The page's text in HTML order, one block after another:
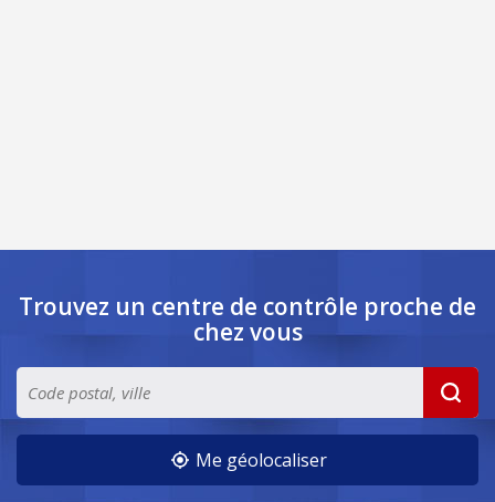
Trouvez un centre de contrôle proche de
chez vous
Me géolocaliser